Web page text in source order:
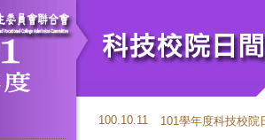
100.10.11 101學年度科技校